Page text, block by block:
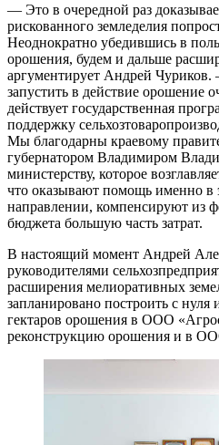
— Это в очередной раз
рискованного земледелия
Неоднократно убедившись в
орошения, будем и дальше
аргументирует Андрей Чуриков.
запустить в действие орошение
действует государственная
поддержку
Мы благодарны краевому
губернатором Владимиром
министерству, которое
что оказывают помощь именно в
направлении, компенсируют из
бюджета большую часть затрат.
В настоящий момент Андрей
руководителями
расширения мелиоративных
запланировано построить с нуля
гектаров орошения в ООО
реконструкцию орошения и в